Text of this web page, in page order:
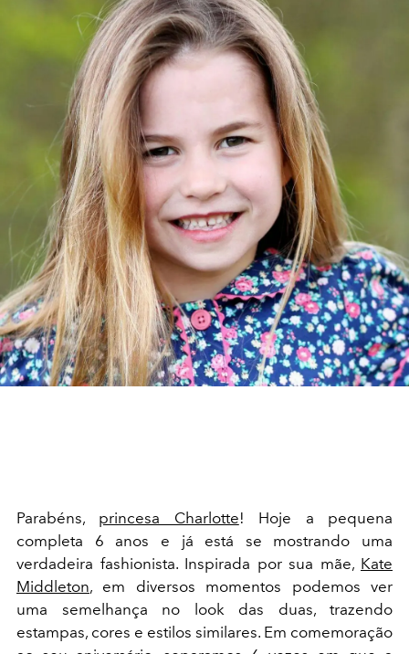
Parabéns, princesa Charlotte! Hoje a pequena
completa 6 anos e já está se mostrando uma
verdadeira fashionista. Inspirada por sua mãe, Kate
Middleton, em diversos momentos podemos ver
uma semelhança no look das duas, trazendo
estampas, cores e estilos similares. Em comemoração